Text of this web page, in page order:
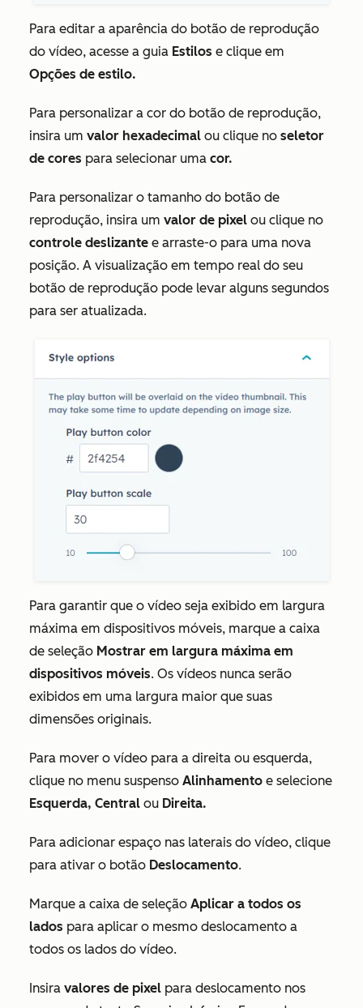
Para editar a aparência do botão de reprodução
do vídeo, acesse a guia Estilos e clique em
Opções de estilo.
Para personalizar a cor do botão de reprodução,
insira um valor hexadecimal ou clique no seletor
de cores para selecionar uma cor.
Para personalizar o tamanho do botão de
reprodução, insira um valor de pixel ou clique no
controle deslizante e arraste-o para uma nova
posição. A visualização em tempo real do seu
botão de reprodução pode levar alguns segundos
para ser atualizada.
Para garantir que o vídeo seja exibido em largura
máxima em dispositivos móveis, marque a caixa
de seleção Mostrar em largura máxima em
dispositivos móveis. Os vídeos nunca serão
exibidos em uma largura maior que suas
dimensões originais.
Para mover o vídeo para a direita ou esquerda,
clique no menu suspenso Alinhamento e selecione
Esquerda, Central ou Direita.
Para adicionar espaço nas laterais do vídeo, clique
para ativar o botão Deslocamento.
Marque a caixa de seleção Aplicar a todos os
lados para aplicar o mesmo deslocamento a
todos os lados do vídeo.
Insira valores de pixel para deslocamento nos